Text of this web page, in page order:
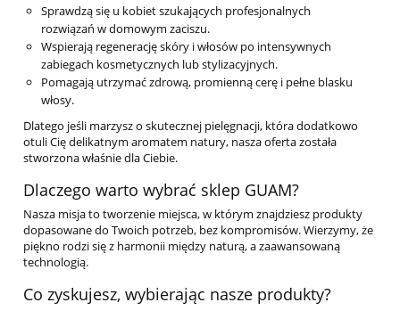
Sprawdzą się u kobiet szukających profesjonalnych
rozwiązań w domowym zaciszu.
Wspierają regenerację skóry i włosów po intensywnych
zabiegach kosmetycznych lub stylizacyjnych.
Pomagają utrzymać zdrową, promienną cerę i pełne blasku
włosy.
Dlatego jeśli marzysz o skutecznej pielęgnacji, która dodatkowo
otuli Cię delikatnym aromatem natury, nasza oferta została
stworzona właśnie dla Ciebie.
Dlaczego warto wybrać sklep GUAM?
Nasza misja to tworzenie miejsca, w którym znajdziesz produkty
dopasowane do Twoich potrzeb, bez kompromisów. Wierzymy, że
piękno rodzi się z harmonii między naturą, a zaawansowaną
technologią.
Co zyskujesz, wybierając nasze produkty?